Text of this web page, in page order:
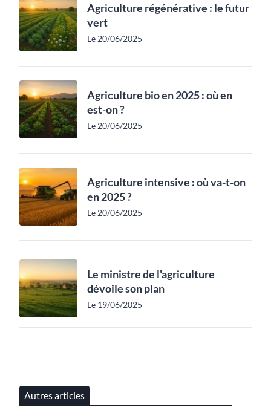
Agriculture régénérative : le futur
vert
Le 20/06/2025
Agriculture bio en 2025 : où en
est-on ?
Le 20/06/2025
Agriculture intensive : où va-t-on
en 2025 ?
Le 20/06/2025
Le ministre de l'agriculture
dévoile son plan
Le 19/06/2025
Autres articles